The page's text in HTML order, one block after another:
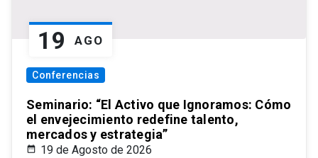
19 AGO
Conferencias
Seminario: “El Activo que Ignoramos: Cómo
el envejecimiento redefine talento,
mercados y estrategia”
19 de Agosto de 2026